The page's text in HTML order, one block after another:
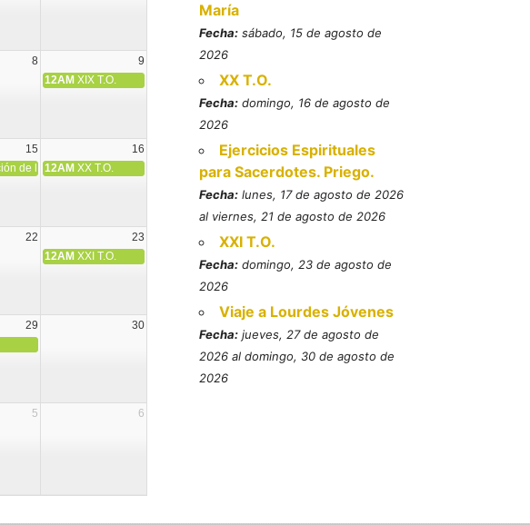
8
9
y Fernando Español, presbítero, mártires (MO)
12AM XIX T.O.
15
16
de la Virgen María
12AM XX T.O.
22
23
12AM XXI T.O.
29
30
5 6
María
Fecha: sábado, 15 de agosto de
2026
XX T.O.
Fecha: domingo, 16 de agosto de
2026
Ejercicios Espirituales
para Sacerdotes. Priego.
Fecha: lunes, 17 de agosto de 2026
al viernes, 21 de agosto de 2026
XXI T.O.
Fecha: domingo, 23 de agosto de
2026
Viaje a Lourdes Jóvenes
Fecha: jueves, 27 de agosto de
2026 al domingo, 30 de agosto de
2026